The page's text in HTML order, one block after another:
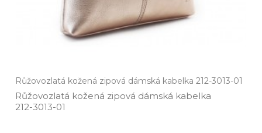
Růžovozlatá kožená zipová dámská kabelka 212-3013-01
Růžovozlatá kožená zipová dámská kabelka
212­-3013­-01